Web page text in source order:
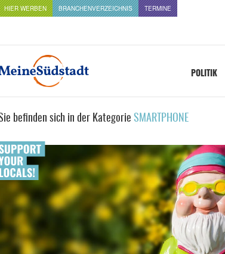
HIER WERBEN BRANCHENVERZEICHNIS TERMINE
POLITIK
befinden sich in der Kategorie SMARTPHONE